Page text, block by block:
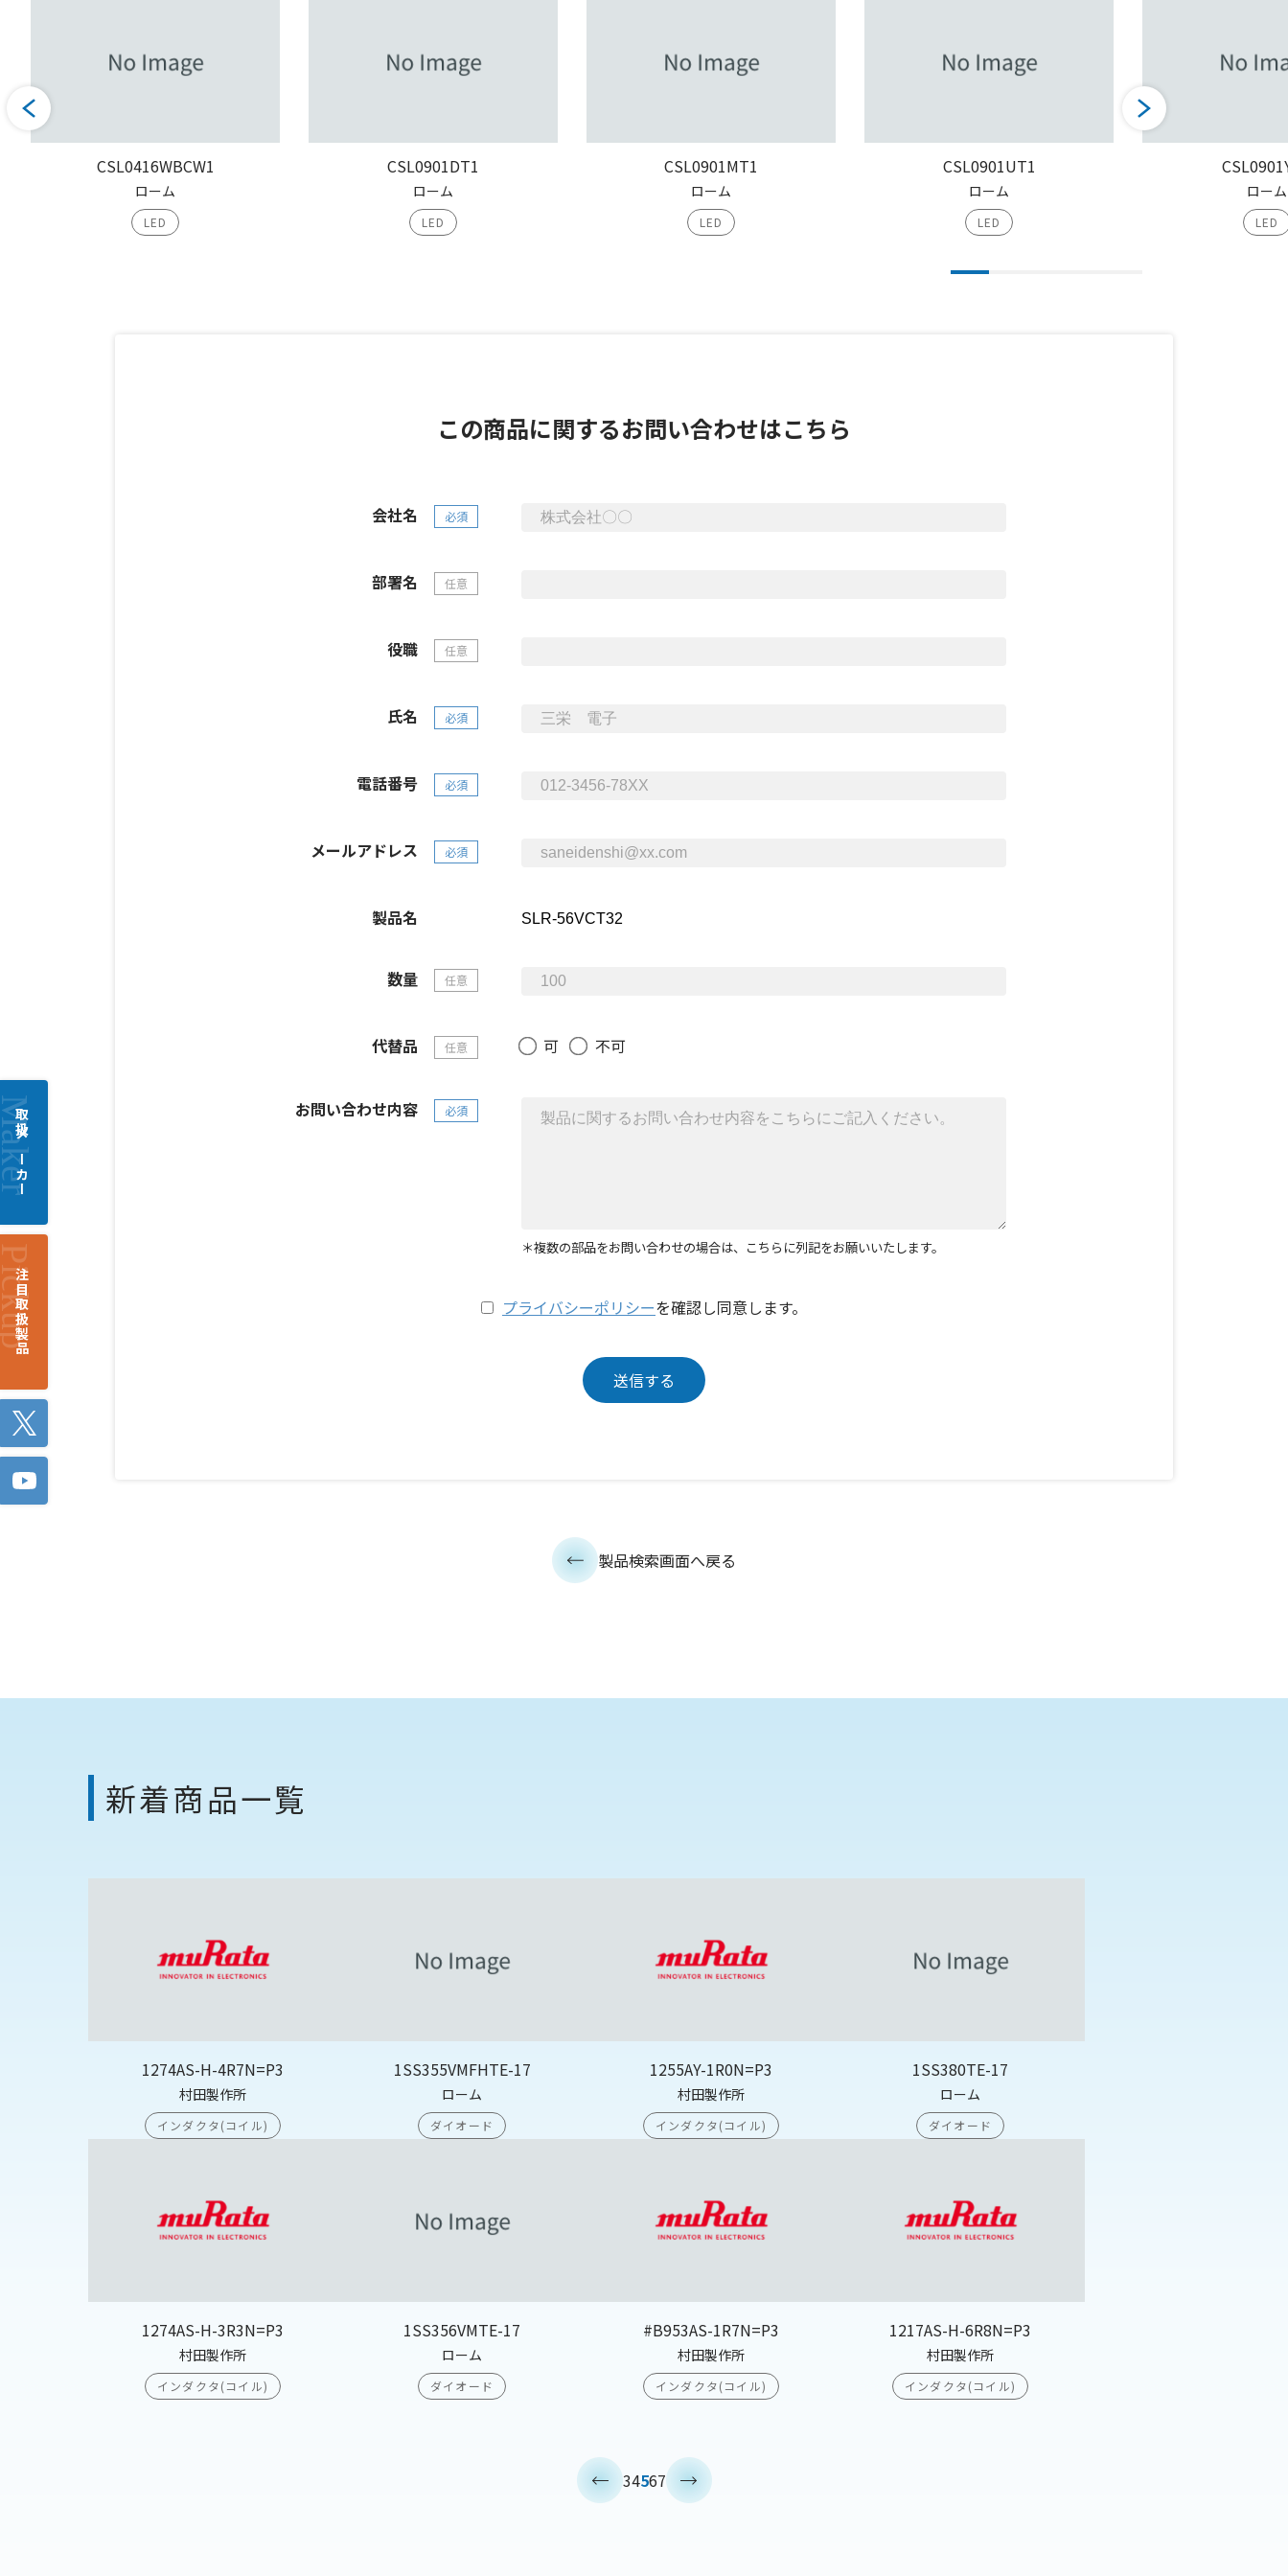
CSL0416WBCW1
ローム
LED
CSL0901DT1
ローム
LED
CSL0901MT1
ローム
LED
CSL0901UT1
ローム
LED
ローム
LED
この商品に関するお問い合わせはこちら
会社名 必須
部署名 任意
役職 任意
氏名 必須
電話番号 必須
メールアドレス 必須
製品名
数量 任意
代替品 任意 可 不可
お問い合わせ内容 必須
＊複数の部品をお問い合わせの場合は、こちらに列記をお願いいたします。
プライバシーポリシーを確認し同意します。
製品検索画面へ戻る
新着商品一覧
1274AS-H-4R7N=P3
村田製作所
インダクタ(コイル)
1SS355VMFHTE-17
ローム
ダイオード
1255AY-1R0N=P3
村田製作所
インダクタ(コイル)
1SS380TE-17
ローム
ダイオード
1274AS-H-3R3N=P3
村田製作所
インダクタ(コイル)
1SS356VMTE-17
ローム
ダイオード
#B953AS-1R7N=P3
村田製作所
インダクタ(コイル)
1217AS-H-6R8N=P3
村田製作所
インダクタ(コイル)
34567
取扱メーカー
注目取扱製品